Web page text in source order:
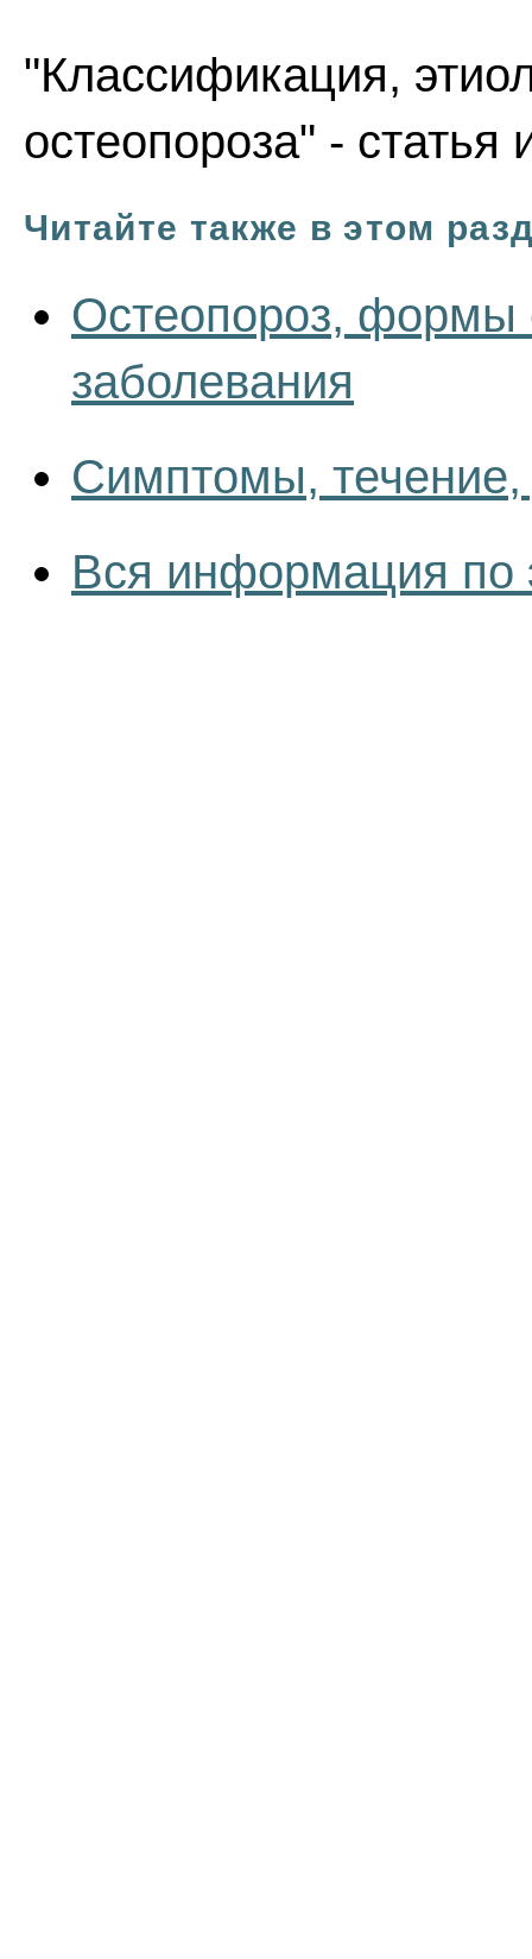
"Классификация,
остеопороза" - статья
Читайте также в этом
Остеопороз, формы
заболевания
Симптомы, течение,
Вся информация по